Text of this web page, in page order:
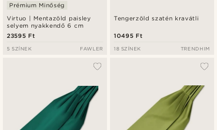
Virtuo | Mentazöld paisley
selyem nyakkendő 6 cm
Prémium Minőség
23595 Ft
5 SZÍNEK FAWLER
Tengerzöld szatén kravátli
10495 Ft
18 SZÍNEK TRENDHIM